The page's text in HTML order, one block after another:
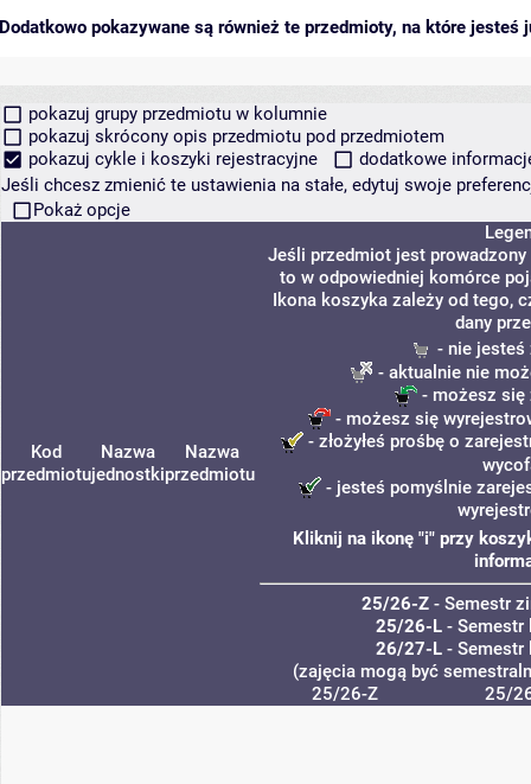
Dodatkowo pokazywane są również te przedmioty, na które jesteś
pokazuj grupy przedmiotu w kolumnie
pokazuj skrócony opis przedmiotu pod przedmiotem
pokazuj cykle i koszyki rejestracyjne
dodatkowe
Jeśli chcesz zmienić te ustawienia na stałe, edytuj swoje
Pokaż opcje
Kod
przedmiotu
Nazwa
jednostki
Nazwa
przedmiotu
Jeśli przedmiot jest
to w odpowiedniej komórce
Ikona koszyka zależy od tego,
dany
- nie jesteś
- aktualnie nie
- możesz się
- możesz się
- złożyłeś prośbę o
- jesteś pomyślnie
Kliknij na ikonę "i" przy
25/26-Z - Semestr
25/26-L -
26/27-L -
(zajęcia mogą być
25/26-Z
25/